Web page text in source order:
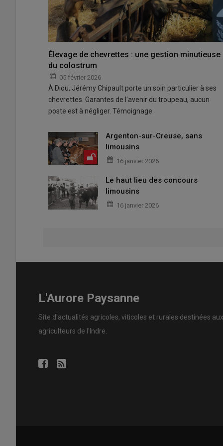
Élevage de chevrettes : une gestion minutieuse
du colostrum
05 février 2026
À Diou, Jérémy Chipault porte un soin particulier à ses
chevrettes. Garantes de l'avenir du troupeau, aucun
poste est à négliger. Témoignage.
Argenton-sur-Creuse, sans
limousins
16 janvier 2026
Le haut lieu des concours
limousins
16 janvier 2026
L'Aurore Paysanne
Site d'actualités agricoles, viticoles et rurales destinées aux
agriculteurs de l'Indre.